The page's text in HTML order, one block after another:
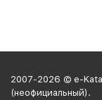
2007-2026 © e-
(неофициальный).